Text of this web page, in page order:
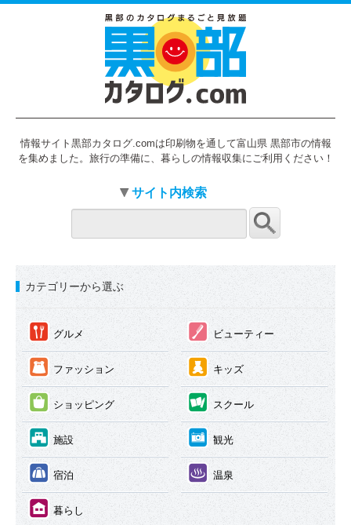
情報サイト黒部カタログ.comは印刷物を通して富山県 黒部市の情報
を集めました。旅行の準備に、暮らしの情報収集にご利用ください！
サイト内検索
カテゴリーから選ぶ
① グルメ ② ビューティー
③ ファッション ④ キッズ
⑤ ショッピング ⑥ スクール
⑦ 施設 ⑧ 観光
⑨ 宿泊 ⑩ 温泉
⑪ 暮らし